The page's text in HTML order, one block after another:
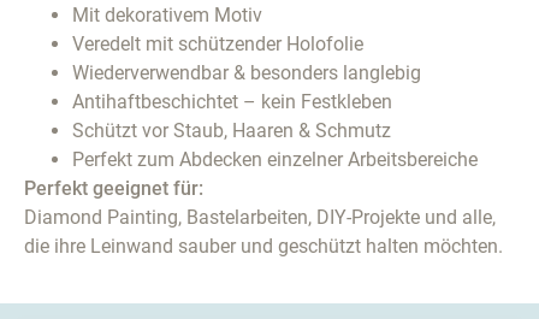
Mit dekorativem Motiv
Veredelt mit schützender Holofolie
Wiederverwendbar & besonders langlebig
Antihaftbeschichtet – kein Festkleben
Schützt vor Staub, Haaren & Schmutz
Perfekt zum Abdecken einzelner Arbeitsbereiche
Perfekt geeignet für:
Diamond Painting, Bastelarbeiten, DIY-Projekte und alle,
die ihre Leinwand sauber und geschützt halten möchten.